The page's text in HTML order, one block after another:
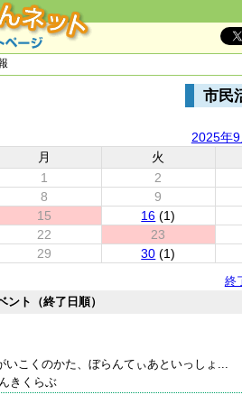
市民
2025年
月
火
1
2
8
9
15 16 (1)
22
23
29 30 (1)
終
ト（終了日順）
いこくのかた、ぼらんてぃあといっしょ...
きくらぶ